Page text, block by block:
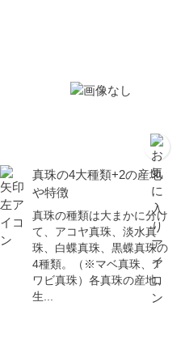
真珠の4大種類+2の産地
や特徴
真珠の種類は大まかに分け
て、アコヤ真珠、淡水真
珠、白蝶真珠、黒蝶真珠の
4種類。（※マベ真珠、ア
ワビ真珠）各真珠の産地、
生...